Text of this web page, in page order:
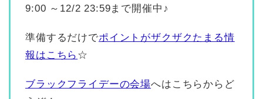
9:00 ～12/2 23:59まで開催中♪
準備するだけでポイントがザクザクたまる情
報はこちら ☆
ブラックフライデーの会場へはこちらからど